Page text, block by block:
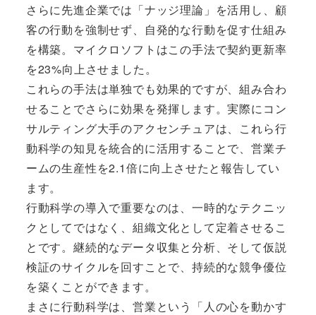
さらに先進企業では「ナッジ理論」を活用し、顧
客の行動を強制せず、自発的な行動を促す仕組み
を構築。マイクロソフトはこの手法で契約更新率
を23%向上させました。
これらの手法は単独でも効果的ですが、組み合わ
せることでさらに効果を発揮します。実際にコン
サルティング大手のアクセンチュアは、これら行
動科学の知見を統合的に活用することで、営業チ
ームの生産性を2.1倍に向上させたと報告してい
ます。
行動科学の導入で重要なのは、一時的なテクニッ
クとしてではなく、組織文化として定着させるこ
とです。継続的なデータ収集と分析、そして仮説
検証のサイクルを回すことで、持続的な競争優位
を築くことができます。
まさに行動科学は、営業という「人の心を動かす